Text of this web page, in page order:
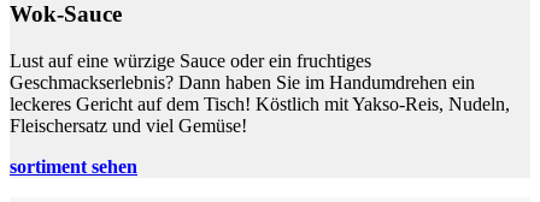
Wok-Sauce
Lust auf eine würzige Sauce oder ein fruchtiges
Geschmackserlebnis? Dann haben Sie im Handumdrehen ein
leckeres Gericht auf dem Tisch! Köstlich mit Yakso-Reis, Nudeln,
Fleischersatz und viel Gemüse!
sortiment sehen